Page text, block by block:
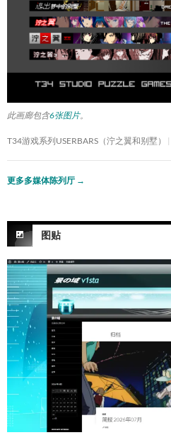
此画廊包含6张图片。
T34游戏系列USERBARS（泞之翼和别墅）
更多多媒体陈列厅 →
图贴